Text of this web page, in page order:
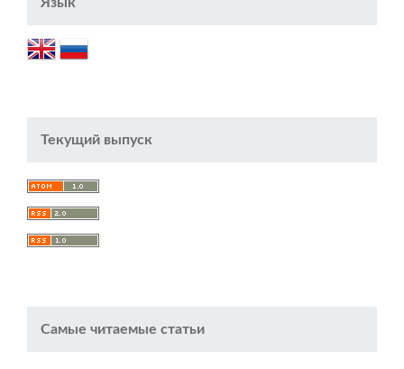
Текущий выпуск
Самые читаемые статьи